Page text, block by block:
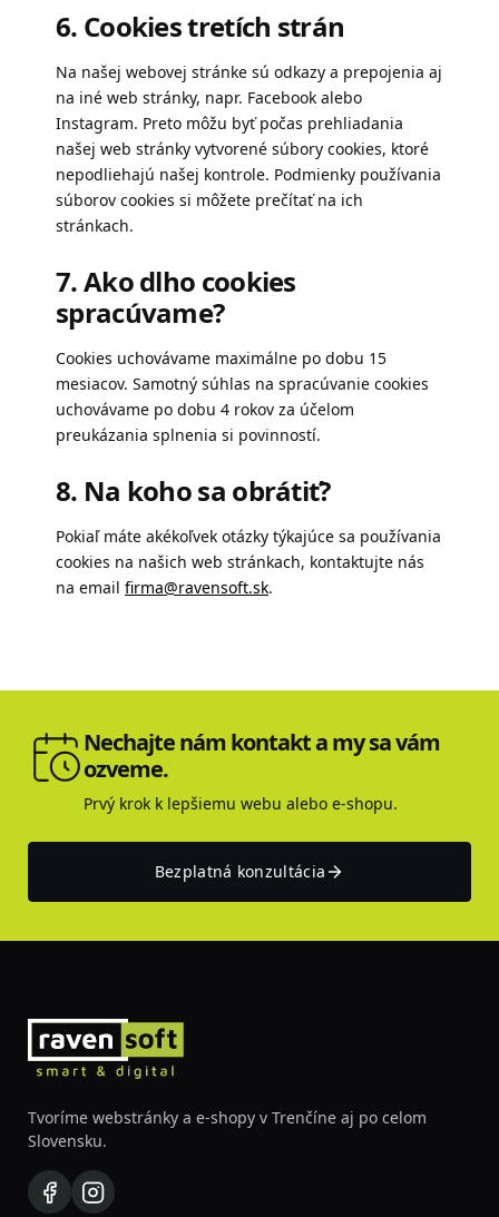
6. Cookies tretích strán
Na našej webovej stránke sú odkazy a prepojenia aj
na iné web stránky, napr. Facebook alebo
Instagram. Preto môžu byť počas prehliadania
našej web stránky vytvorené súbory cookies, ktoré
nepodliehajú našej kontrole. Podmienky používania
súborov cookies si môžete prečítať na ich
stránkach.
7. Ako dlho cookies
spracúvame?
Cookies uchovávame maximálne po dobu 15
mesiacov. Samotný súhlas na spracúvanie cookies
uchovávame po dobu 4 rokov za účelom
preukázania splnenia si povinností.
8. Na koho sa obrátiť?
Pokiaľ máte akékoľvek otázky týkajúce sa používania
cookies na našich web stránkach, kontaktujte nás
na email firma@ravensoft.sk.
Nechajte nám kontakt a my sa vám
ozveme.
Prvý krok k lepšiemu webu alebo e-shopu.
Bezplatná konzultácia
Tvoríme webstránky a e-shopy v Trenčíne aj po celom
Slovensku.